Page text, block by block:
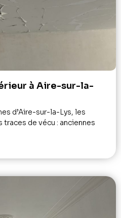
à Aire-sur-la-
d’Aire-sur-la-Lys, les
de vécu : anciennes